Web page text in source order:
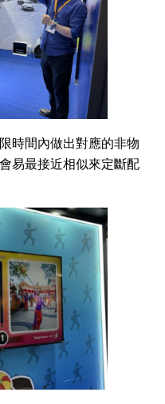
時間內做出對應的非物
易最接近相似來定斷配